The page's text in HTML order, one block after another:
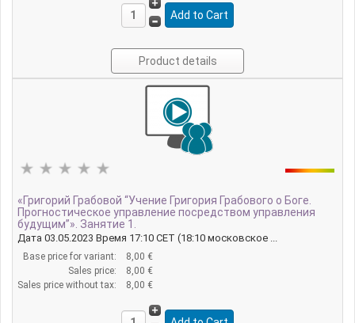
Product details
«Григорий Грабовой “Учение Григория Грабового о Боге.
Прогностическое управление посредством управления
будущим”». Занятие 1.
Дата 03.05.2023 Время 17:10 CET (18:10 московское ...
Base price for variant:
8,00 €
Sales price:
8,00 €
Sales price without tax:
8,00 €